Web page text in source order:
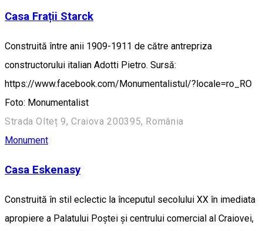
Casa Frații Starck
Construită între anii 1909-1911 de către antrepriza
constructorului italian Adotti Pietro. Sursă:
https://www.facebook.com/Monumentalistul/?locale=ro_RO
Foto: Monumentalist
Strada Olteț 9, Craiova 200395, România
Monument
Casa Eskenasy
Construită în stil eclectic la începutul secolului XX în imediata
apropiere a Palatului Poștei și centrului comercial al Craiovei,